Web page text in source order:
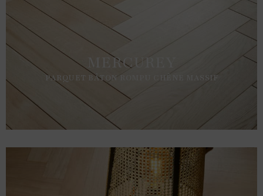
MERCUREY
PARQUET BÂTON ROMPU CHÊNE MASSIF